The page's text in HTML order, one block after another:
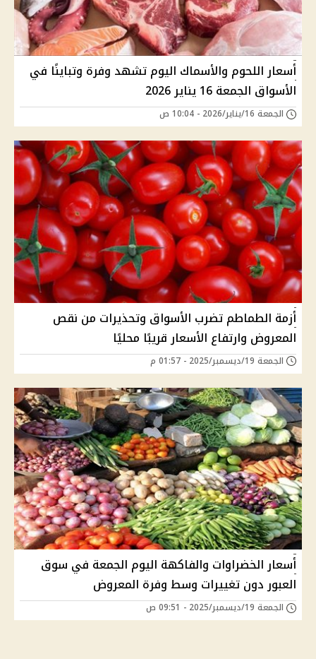
أسعار اللحوم والأسماك اليوم تشهد وفرة وتباينًا في
الأسواق الجمعة 16 يناير 2026
الجمعة 16/يناير/2026 - 10:04 ص
أزمة الطماطم تضرب الأسواق وتحذيرات من نقص
المعروض وارتفاع الأسعار قريبًا محليًا
الجمعة 19/ديسمبر/2025 - 01:57 م
أسعار الخضراوات والفاكهة اليوم الجمعة في سوق
العبور دون تغييرات وسط وفرة المعروض
الجمعة 19/ديسمبر/2025 - 09:51 ص